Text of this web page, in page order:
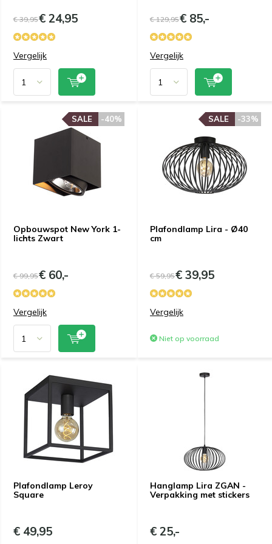
€ 39,95€ 24,95
Vergelijk
€ 129,95€ 85,-
Vergelijk
Opbouwspot New York 1-
lichts Zwart
-40%
SALE
€ 99,95€ 60,-
Vergelijk
Plafondlamp Lira - Ø40
cm
-33%
SALE
€ 59,95€ 39,95
Vergelijk
Niet op voorraad
Plafondlamp Leroy
Square
€ 49,95
Hanglamp Lira ZGAN -
Verpakking met stickers
€ 25,-